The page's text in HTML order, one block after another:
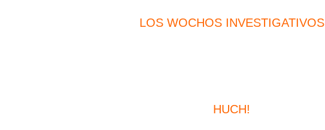
LOS WOCHOS INVESTIGATIVOS
HUCH!